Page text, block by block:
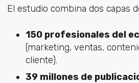
El estudio combina dos capas
150 profesionales del
(marketing, ventas,
cliente).
39 millones de